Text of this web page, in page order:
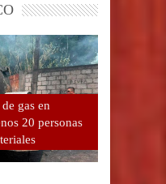
gas en
20 personas